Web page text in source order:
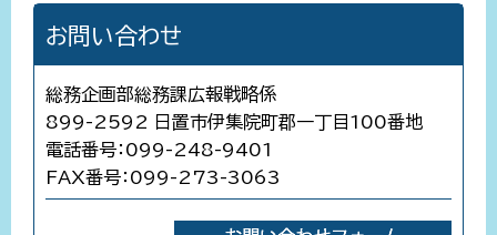
お問い合わせ
総務企画部総務課広報戦略係
899-2592 日置市伊集院町郡一丁目100番地
電話番号：099-248-9401
FAX番号：099-273-3063